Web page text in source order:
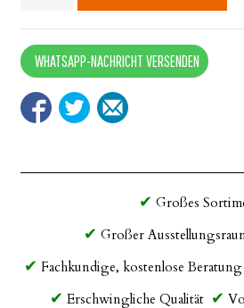
WHATSAPP-NACHRICHT VERSENDEN
Großes
Großer
Fachkundige, kostenlose Beratung
Erschwingliche Qualität